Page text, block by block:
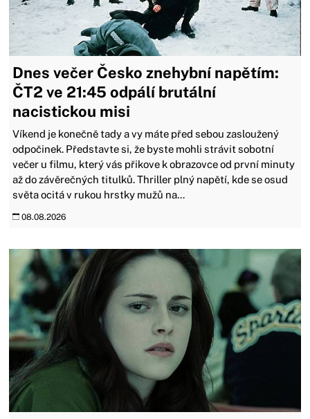
Dnes večer Česko znehybní napětím:
ČT2 ve 21:45 odpálí brutální
nacistickou misi
Víkend je konečně tady a vy máte před sebou zasloužený
odpočinek. Představte si, že byste mohli strávit sobotní
večer u filmu, který vás přikove k obrazovce od první minuty
až do závěrečných titulků. Thriller plný napětí, kde se osud
světa ocitá v rukou hrstky mužů na...
08.08.2026